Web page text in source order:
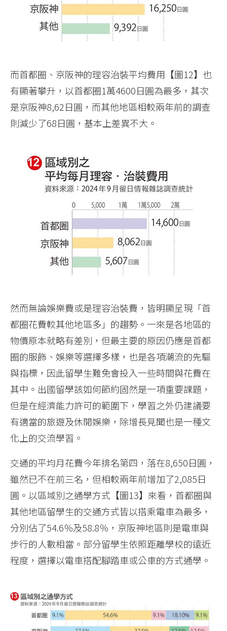
而首都圈、京阪神的理容治裝平均費用【圖12】也
有顯著攀升，以首都圈1萬4600日圓為最多，其次
是京阪神8,62日圓，而其他地區相較兩年前的調查
則減少了68日圓，基本上差異不大。
然而無論娛樂費或是理容治裝費，皆明顯呈現「首
都圈花費較其他地區多」的趨勢。一來是各地區的
物價原本就略有差別，但最主要的原因仍應是首都
圈的服飾、娛樂等選擇多樣，也是各項潮流的先驅
與指標，因此留學生難免會投入一些時間與花費在
其中。出國留學該如何節約固然是一項重要課題，
但是在經濟能力許可的範圍下，學習之外仍建議要
有適當的旅遊及休閒娛樂，除增長見聞也是一種文
化上的交流學習。
交通的平均月花費今年排名第四，落在8,650日圓，
雖然已不在前三名，但相較兩年前增加了2,085日
圓。以區域別之通學方式【圖13】來看，首都圈與
其他地區留學生的交通方式皆以搭乘電車為最多，
分別佔了54.6％及58.8％，京阪神地區則是電車與
步行的人數相當。部分留學生依照距離學校的遠近
程度，選擇以電車搭配腳踏車或公車的方式通學。